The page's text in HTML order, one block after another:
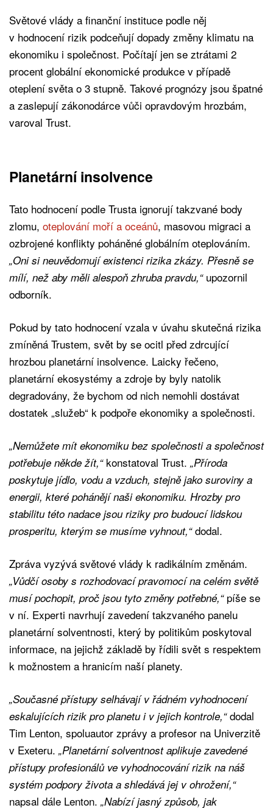
Světové vlády a finanční instituce podle něj
v hodnocení rizik podceňují dopady změny klimatu na
ekonomiku i společnost. Počítají jen se ztrátami 2
procent globální ekonomické produkce v případě
oteplení světa o 3 stupně. Takové prognózy jsou špatné
a zaslepují zákonodárce vůči opravdovým hrozbám,
varoval Trust.
Planetární insolvence
Tato hodnocení podle Trusta ignorují takzvané body
zlomu, oteplování moří a oceánů, masovou migraci a
ozbrojené konflikty poháněné globálním oteplováním.
„Oni si neuvědomují existenci rizika zkázy. Přesně se
mílí, než aby měli alespoň zhruba pravdu,“ upozornil
odborník.
Pokud by tato hodnocení vzala v úvahu skutečná rizika
zmíněná Trustem, svět by se ocitl před zdrcující
hrozbou planetární insolvence. Laicky řečeno,
planetární ekosystémy a zdroje by byly natolik
degradovány, že bychom od nich nemohli dostávat
dostatek „služeb“ k podpoře ekonomiky a společnosti.
„Nemůžete mít ekonomiku bez společnosti a společnost
potřebuje někde žít,“konstatoval Trust. „Příroda
poskytuje jídlo, vodu a vzduch, stejně jako suroviny a
energii, které pohánějí naši ekonomiku. Hrozby pro
stabilitu této nadace jsou riziky pro budoucí lidskou
prosperitu, kterým se musíme vyhnout,“dodal.
Zpráva vyzývá světové vlády k radikálním změnám.
„Vůdčí osoby s rozhodovací pravomocí na celém světě
musí pochopit, proč jsou tyto změny potřebné,“píše se
v ní. Experti navrhují zavedení takzvaného panelu
planetární solventnosti, který by politikům poskytoval
informace, na jejichž základě by řídili svět s respektem
k možnostem a hranicím naší planety.
„Současné přístupy selhávají v řádném vyhodnocení
eskalujících rizik pro planetu i v jejich kontrole,“dodal
Tim Lenton, spoluautor zprávy a profesor na Univerzitě
v Exeteru. „Planetární solventnost aplikuje zavedené
přístupy profesionálů ve vyhodnocování rizik na náš
systém podpory života a shledává jej v ohrožení,“
napsal dále Lenton. „Nabízí jasný způsob, jak